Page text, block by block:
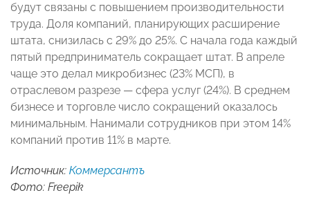
будут связаны с повышением производительности
труда. Доля компаний, планирующих расширение
штата, снизилась с 29% до 25%. С начала года каждый
пятый предприниматель сокращает штат. В апреле
чаще это делал микробизнес (23% МСП), в
отраслевом разрезе — сфера услуг (24%). В среднем
бизнесе и торговле число сокращений оказалось
минимальным. Нанимали сотрудников при этом 14%
компаний против 11% в марте.
Источник: Коммерсантъ
Фото: Freepik